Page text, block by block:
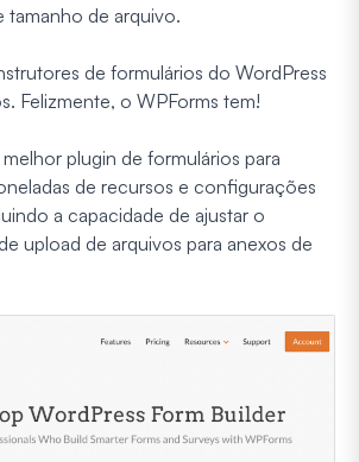
tamanho de arquivo.
de formulários do WordPress
Felizmente, o WPForms tem!
plugin de formulários para
de recursos e configurações
a capacidade de ajustar o
upload de arquivos para anexos de